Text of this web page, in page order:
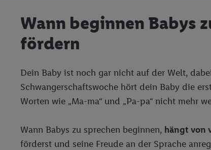
Wann beginnen Babys
fördern
Dein Baby ist noch gar nicht auf der Welt,
Schwangerschaftswoche hört dein Baby die
Worten wie „Ma-ma“ und „Pa-pa“ nicht mehr
Wann Babys zu sprechen beginnen, hängt von
förderst und seine Freude an der Sprache